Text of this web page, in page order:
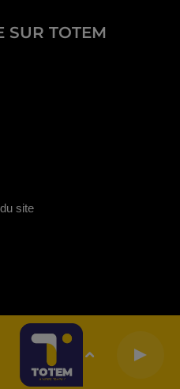
SUR TOTEM
site